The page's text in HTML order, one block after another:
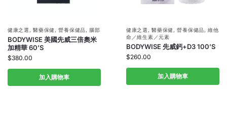
健康之選 ,醫藥保健,營養保健品, 腦部
BODYWISE 美國先威三倍奧米
加精華 60’S
$380.00
加入購物車
健康之選 ,醫藥保健,營養保健品,維他
命／維生素／元素
BODYWISE 先威鈣+D3 100’S
$260.00
加入購物車